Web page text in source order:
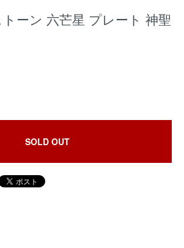
ーン 六芒星 プレート 神聖
SOLD OUT